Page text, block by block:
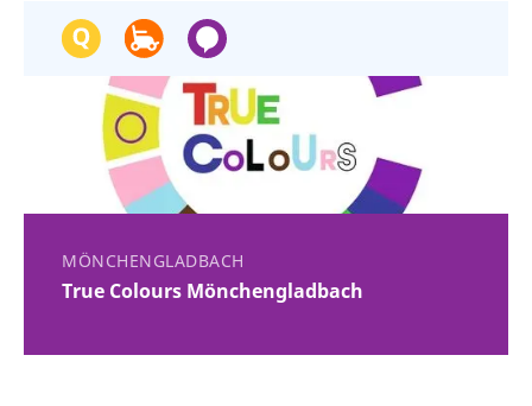
MÖNCHENGLADBACH
True Colours Mönchengladbach